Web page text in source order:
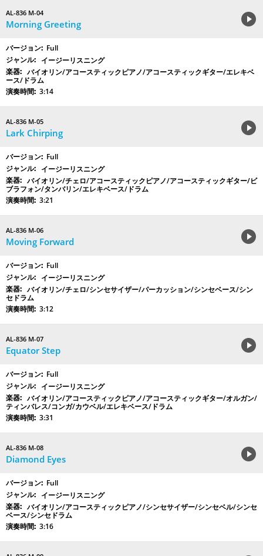
AL-836 M-04
Morning Greeting
Full
イージーリスニング
バイオリン/アコースティックピアノ/アコースティックギター/エレキベ
ース/ドラム
3:14
AL-836 M-05
Lark Chirping
Full
イージーリスニング
バイオリン/チェロ/アコースティックピアノ/アコースティックギター/ビ
ブラフォン/タンバリン/エレキベース/ドラム
3:21
AL-836 M-06
Moving Forward
Full
イージーリスニング
バイオリン/チェロ/シンセサイザー/パーカッション/シンセベース/シン
セドラム
3:12
AL-836 M-07
Equator Step
Full
イージーリスニング
バイオリン/アコースティックピアノ/アコースティックギター/オルガン/
ティンバレス/コンガ/カウベル/エレキベース/ドラム
3:31
AL-836 M-08
Diamond Eyes
Full
イージーリスニング
バイオリン/アコースティックピアノ/シンセサイザー/シンセベル/シンセ
ベース/シンセドラム
3:16